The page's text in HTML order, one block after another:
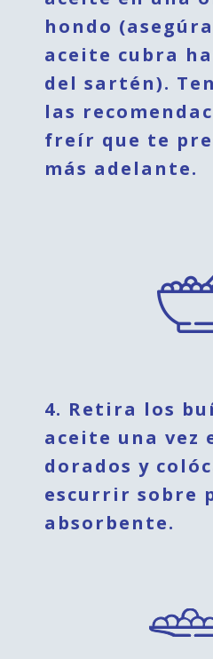
hondo
aceite cubra
del sartén).
las
freír que te
más adelante.
4. Retira los
aceite una vez
dorados y
escurrir sobre
absorbente.